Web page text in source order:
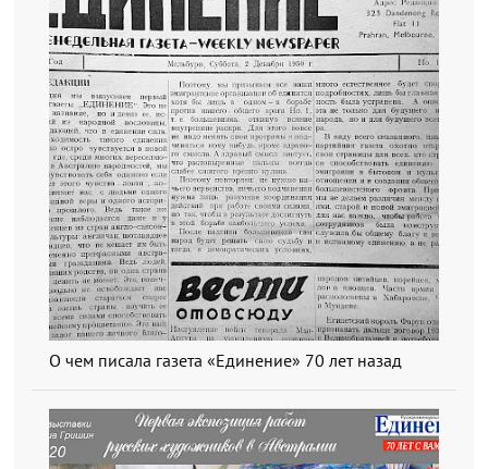
О чем писала газета «Единение» 70 лет назад